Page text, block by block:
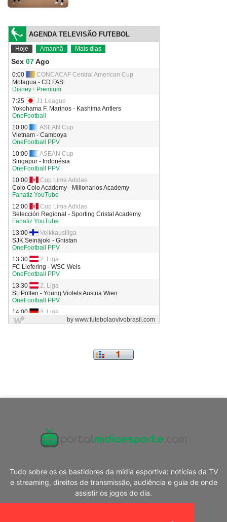
Tudo sobre os os bastidores da mídia esportiva: notícias da TV
e streaming, direitos de transmissão, audiência e guia de onde
assistir os jogos do dia.